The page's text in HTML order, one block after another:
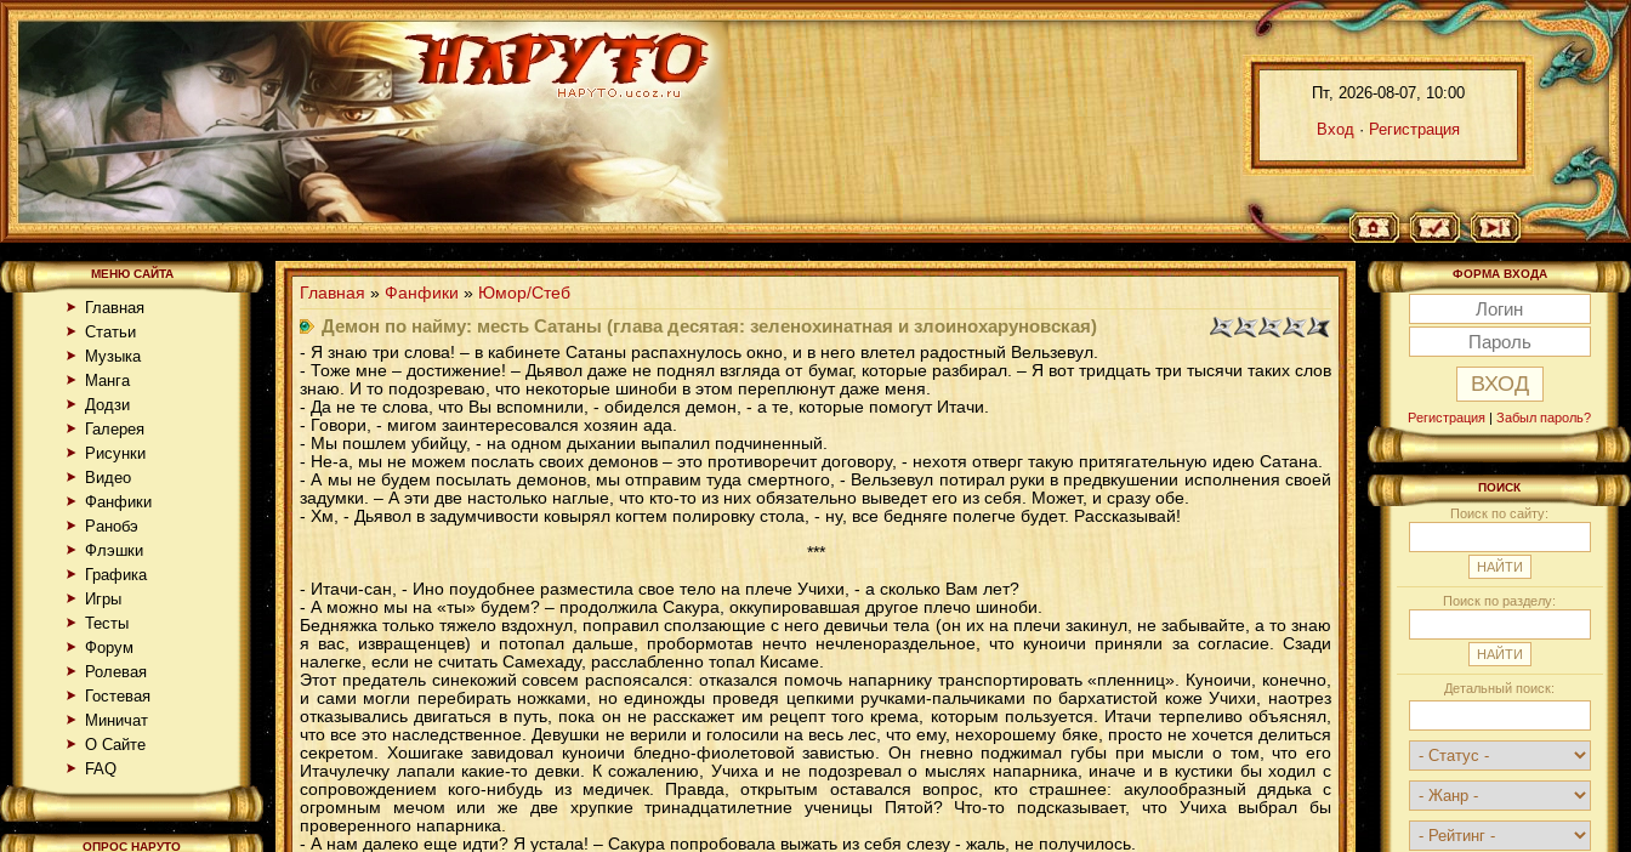
Пт, 2026-08-07, 10:00
Вход · Регистрация
МЕНЮ САЙТА
Главная
Статьи
Музыка
Манга
Додзи
Галерея
Рисунки
Видео
Фанфики
Ранобэ
Флэшки
Графика
Игры
Тесты
Форум
Ролевая
Гостевая
Миничат
О Сайте
FAQ
ОПРОС НАРУТО
Главная » Фанфики » Юмор/Стеб
Демон по найму: месть Сатаны (глава десятая: зеленохинатная и злоинохаруновская)
- Я знаю три слова! – в кабинете Сатаны распахнулось окно, и в него влетел радостный Вельзевул.
- Тоже мне – достижение! – Дьявол даже не поднял взгляда от бумаг, которые разбирал. – Я вот тридцать три тысячи таких слов
знаю. И то подозреваю, что некоторые шиноби в этом переплюнут даже меня.
- Да не те слова, что Вы вспомнили, - обиделся демон, - а те, которые помогут Итачи.
- Говори, - мигом заинтересовался хозяин ада.
- Мы пошлем убийцу, - на одном дыхании выпалил подчиненный.
- Не-а, мы не можем послать своих демонов – это противоречит договору, - нехотя отверг такую притягательную идею Сатана.
- А мы не будем посылать демонов, мы отправим туда смертного, - Вельзевул потирал руки в предвкушении исполнения своей
задумки. – А эти две настолько наглые, что кто-то из них обязательно выведет его из себя. Может, и сразу обе.
- Хм, - Дьявол в задумчивости ковырял когтем полировку стола, - ну, все бедняге полегче будет. Рассказывай!
***
- Итачи-сан, - Ино поудобнее разместила свое тело на плече Учихи, - а сколько Вам лет?
- А можно мы на «ты» будем? – продолжила Сакура, оккупировавшая другое плечо шиноби.
Бедняжка только тяжело вздохнул, поправил сползающие с него девичьи тела (он их на плечи закинул, не забывайте, а то знаю
я вас, извращенцев) и потопал дальше, пробормотав нечто нечленораздельное, что куноичи приняли за согласие. Сзади
налегке, если не считать Самехаду, расслабленно топал Кисаме.
Этот предатель синекожий совсем распоясался: отказался помочь напарнику транспортировать «пленниц». Куноичи, конечно,
и сами могли перебирать ножками, но единожды проведя цепкими ручками-пальчиками по бархатистой коже Учихи, наотрез
отказывались двигаться в путь, пока он не расскажет им рецепт того крема, которым пользуется. Итачи терпеливо объяснял,
что все это наследственное. Девушки не верили и голосили на весь лес, что ему, нехорошему бяке, просто не хочется делиться
секретом. Хошигаке завидовал куноичи бледно-фиолетовой завистью. Он гневно поджимал губы при мысли о том, что его
Итачулечку лапали какие-то девки. К сожалению, Учиха и не подозревал о мыслях напарника, иначе и в кустики бы ходил с
сопровождением кого-нибудь из медичек. Правда, открытым оставался вопрос, кто страшнее: акулообразный дядька с
огромным мечом или же две хрупкие тринадцатилетние ученицы Пятой? Что-то подсказывает, что Учиха выбрал бы
проверенного напарника.
- А нам далеко еще идти? Я устала! – Сакура попробовала выжать из себя слезу - жаль, не получилось.
ФОРМА ВХОДА
Регистрация | Забыл пароль?
ПОИСК
Поиск по сайту:
Поиск по разделу:
Детальный поиск: